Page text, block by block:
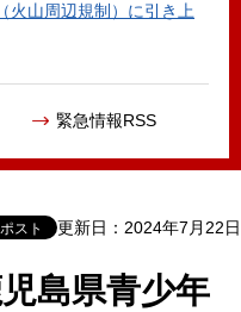
火山周辺規制）に引き上
緊急情報RSS
更新日：2024年7月22日
島県青少年